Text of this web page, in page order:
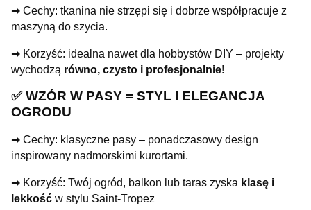
➡ Cechy: tkanina nie strzępi się i dobrze współpracuje z
maszyną do szycia.
➡ Korzyść: idealna nawet dla hobbystów DIY – projekty
wychodzą równo, czysto i profesjonalnie!
✅ WZÓR W PASY = STYL I ELEGANCJA
OGRODU
➡ Cechy: klasyczne pasy – ponadczasowy design
inspirowany nadmorskimi kurortami.
➡ Korzyść: Twój ogród, balkon lub taras zyska klasę i
lekkość w stylu Saint-Tropez